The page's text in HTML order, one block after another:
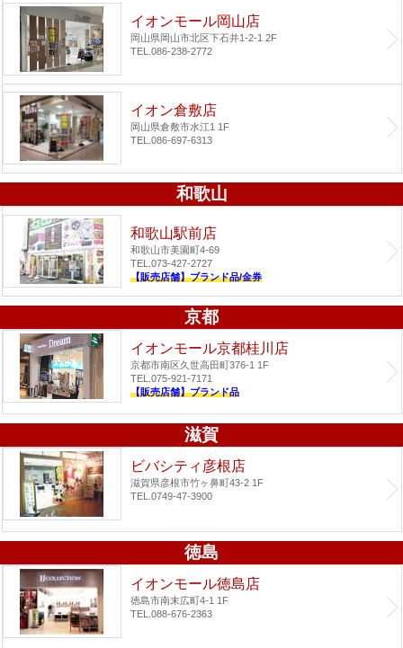
イオンモール岡山店
岡山県岡山市北区下石井1-2-1 2F
TEL.086-238-2772
イオン倉敷店
岡山県倉敷市水江1 1F
TEL.086-697-6313
和歌山
和歌山駅前店
和歌山市美園町4-69
TEL.073-427-2727
【販売店舗】ブランド品/金券
京都
イオンモール京都桂川店
京都市南区久世高田町376-1 1F
TEL.075-921-7171
【販売店舗】ブランド品
滋賀
ビバシティ彦根店
滋賀県彦根市竹ヶ鼻町43-2 1F
TEL.0749-47-3900
徳島
イオンモール徳島店
徳島市南末広町4-1 1F
TEL.088-676-2363